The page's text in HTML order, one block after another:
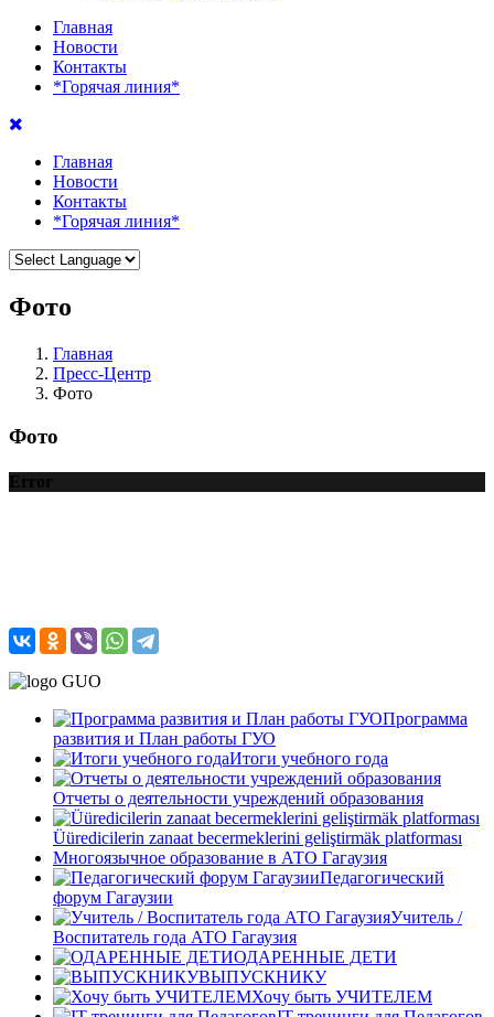
Главная
Новости
Контакты
*Горячая линия*
Главная
Новости
Контакты
*Горячая линия*
Фото
Главная
Пресс-Центр
Фото
Фото
Error
Программа
развития и План работы ГУО
Итоги учебного года
Отчеты о деятельности учреждений образования
Üüredicilerin zanaat becermeklerini geliştirmäk platforması
Многоязычное образование в АТО Гагаузия
Педагогический
форум Гагаузии
Учитель /
Воспитатель года АТО Гагаузия
ОДАРЕННЫЕ ДЕТИ
ВЫПУСКНИКУ
Хочу быть УЧИТЕЛЕМ